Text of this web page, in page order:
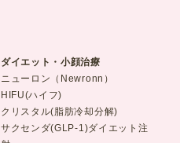
ダイエット・小顔治療
ニューロン（Newronn）
HIFU(ハイフ)
クリスタル(脂肪冷却分解)
サクセンダ(GLP-1)ダイエット注